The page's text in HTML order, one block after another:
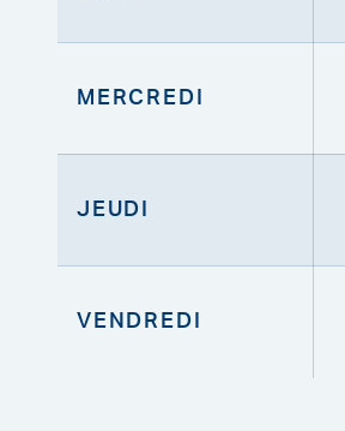
MERCREDI
JEUDI
VENDREDI